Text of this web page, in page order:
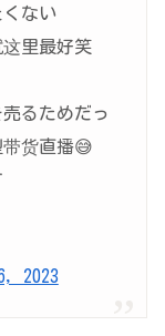
ない
这里最好笑
るためだっ
货直播😅
2023